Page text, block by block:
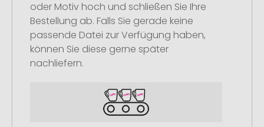
oder Motiv hoch und schließen Sie Ihre
Bestellung ab. Falls Sie gerade keine
passende Datei zur Verfügung haben,
können Sie diese gerne später
nachliefern.